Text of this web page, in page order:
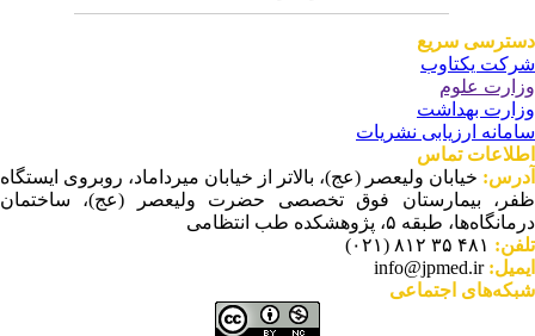
سریع
یکتاوب
علوم
بهداشت
ارزیابی نشریات
تماس
خیابان ولیعصر (عج)، بالاتر از خیابان میرداماد، روبروی ایستگاه
بیمارستان فوق تخصصی حضرت ولیعصر (عج)، ساختمان
طبقه ۵، پژوهشکده طب انتظامی
۴۸۱ ۳۵ ۸۱۲ (۰۲۱)
info@jpmed.ir
اجتماعی